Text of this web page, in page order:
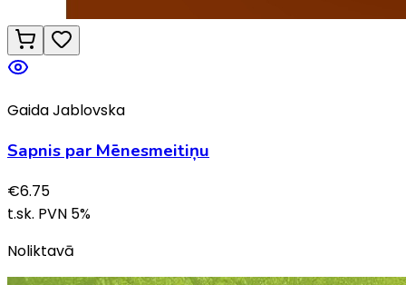
Gaida Jablovska
Sapnis par Mēnesmeitiņu
€6.75
t.sk. PVN 5%
Noliktavā